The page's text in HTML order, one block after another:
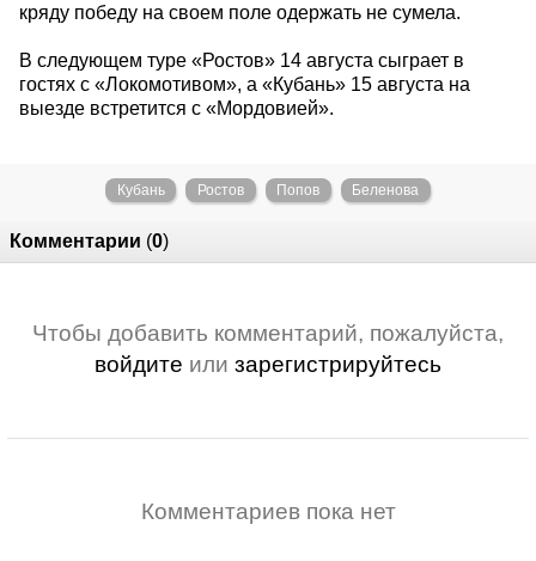
кряду победу на своем поле одержать не сумела.
В следующем туре «Ростов» 14 августа сыграет в
гостях с «Локомотивом», а «Кубань» 15 августа на
выезде встретится с «Мордовией».
Кубань Ростов Попов Беленова
Комментарии (0)
Чтобы добавить комментарий, пожалуйста,
войдите или зарегистрируйтесь
Комментариев пока нет